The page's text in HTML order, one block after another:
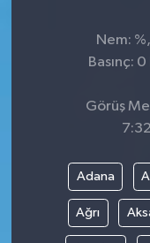
Nem:
Basınç:
Görüş
Adana
Ağrı